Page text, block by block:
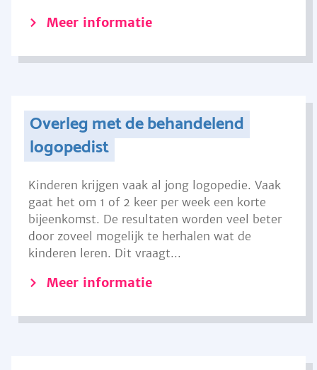
Meer informatie
Overleg met de behandelend
logopedist
Kinderen krijgen vaak al jong logopedie. Vaak
gaat het om 1 of 2 keer per week een korte
bijeenkomst. De resultaten worden veel beter
door zoveel mogelijk te herhalen wat de
kinderen leren. Dit vraagt...
Meer informatie